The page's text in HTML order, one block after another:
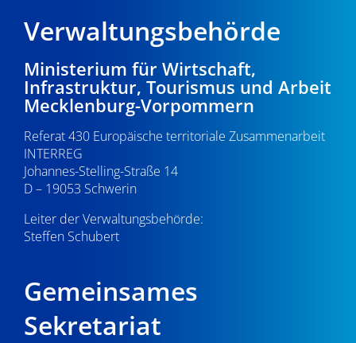
Verwaltungsbehörde
Ministerium für Wirtschaft,
Infrastruktur, Tourismus und Arbeit
Mecklenburg-Vorpommern
Referat 430 Europäische territoriale Zusammenarbeit
INTERREG
Johannes-Stelling-Straße 14
D – 19053 Schwerin
Leiter der Verwaltungsbehörde:
Steffen Schubert
Gemeinsames
Sekretariat